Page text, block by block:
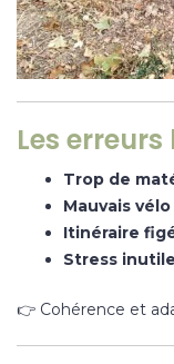
Les
Trop de
Mauvais vélo
Itinéraire
Stress inutile
👉 Cohérence et